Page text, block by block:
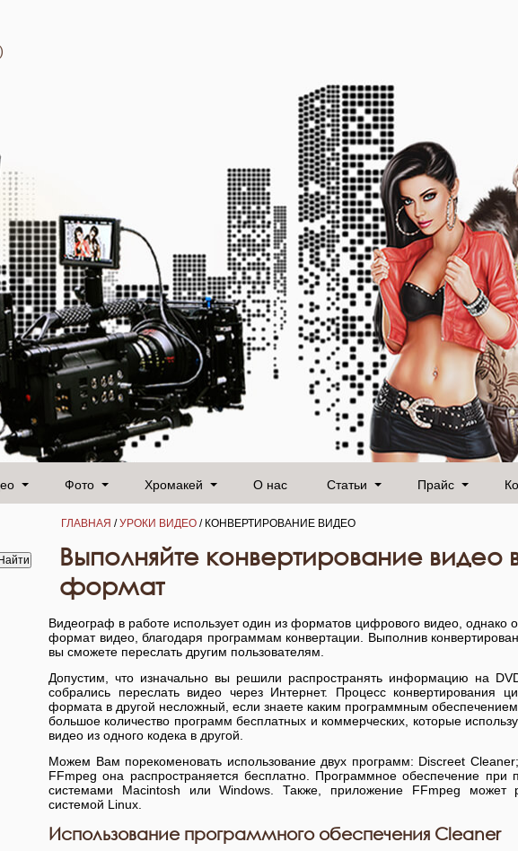
Фото Хромакей О нас Статьи Прайс
ГЛАВНАЯ /УРОКИ ВИДЕО / КОНВЕРТИРОВАНИЕ ВИДЕО
Выполняйте конвертирование видео
формат
Видеограф в работе использует один из форматов цифрового видео, однако
формат видео, благодаря программам конвертации. Выполнив
вы сможете переслать другим пользователям.
Допустим, что изначально вы решили распространять информацию на
собрались переслать видео через Интернет. Процесс конвертирования
формата в другой несложный, если знаете каким программным обеспечением
большое количество программ бесплатных и коммерческих, которые
видео из одного кодека в другой.
Можем Вам порекоменовать использование двух программ: Discreet
FFmpeg она распространяется бесплатно. Программное обеспечение при
системами Macintosh или Windows. Также, приложение FFmpeg может
системой Linux.
Использование программного обеспечения Cleaner